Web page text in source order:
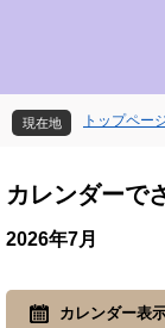
先
頭
す
を
飛
し
本
へ
現在地 トップペー
文
カレンダーで
2026年7月
カレンダー表